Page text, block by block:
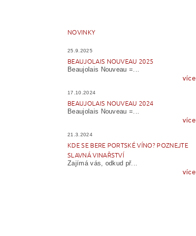
NOVINKY
25.9.2025
BEAUJOLAIS NOUVEAU 2025
Beaujolais Nouveau =...
více
17.10.2024
BEAUJOLAIS NOUVEAU 2024
Beaujolais Nouveau =...
více
21.3.2024
KDE SE BERE PORTSKÉ VÍNO? POZNEJTE
SLAVNÁ VINAŘSTVÍ
Zajímá vás, odkud př...
více